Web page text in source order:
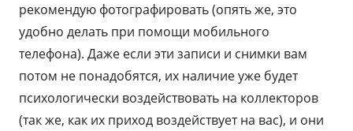
рекомендую фотографировать (опять же, это
удобно делать при помощи мобильного
телефона). Даже если эти записи и снимки вам
потом не понадобятся, их наличие уже будет
психологически воздействовать на коллекторов
(так же, как их приход воздействует на вас), и они